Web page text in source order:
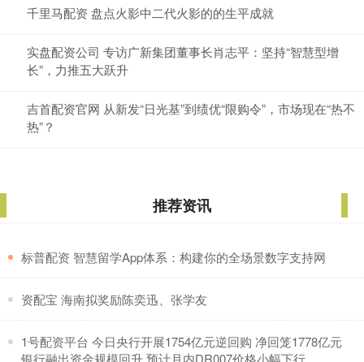
千里马配资 盘点火影中二代火影的的生平成就
实盘配资公司 专访广新集团董事长肖志平：坚持“智慧型增
长”，力推五大跃升
吉首配资官网 从新发“日光基”到绩优“限购令”，市场现在“热不
热”？
推荐资讯
​标普配资 智慧留学App体系：构建你的全场景数字支持网
​资配宝 海南拟奖励陈奕迅、张学友
​1号配资平台 今日央行开展1754亿元逆回购 净回笼1778亿元
银行融出资金规模回升 预计月内DR007价格小幅下行